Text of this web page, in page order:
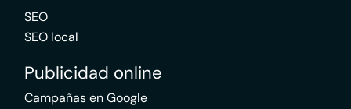
SEO
SEO local
Publicidad online
Campañas en Google